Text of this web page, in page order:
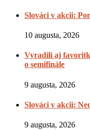
Slováci v akcii:
10 augusta, 2026
Vyradili aj
o semifinále
9 augusta, 2026
Slováci v akcii:
9 augusta, 2026